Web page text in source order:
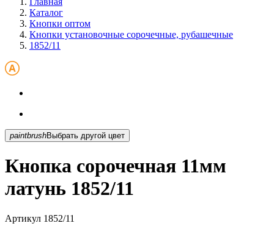
Каталог
Кнопки оптом
Кнопки установочные сорочечные, рубашечные
1852/11
paintbrush Выбрать другой цвет
Кнопка сорочечная 11мм
латунь 1852/11
Артикул 1852/11